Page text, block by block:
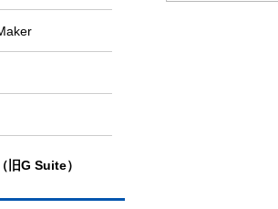
G Suite）